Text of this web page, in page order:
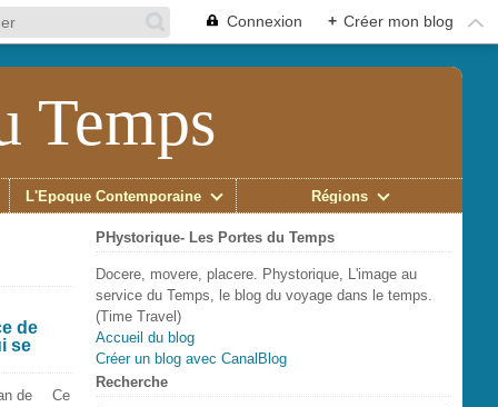
Connexion + Créer mon blog
Temps
L'Époque Contemporaine Régions
de
se
Ce
PHystorique- Les Portes du Temps
Docere, movere, placere. Phystorique, L'image au
service du Temps, le blog du voyage dans le temps.
(Time Travel)
Accueil du blog
Créer un blog avec CanalBlog
Recherche